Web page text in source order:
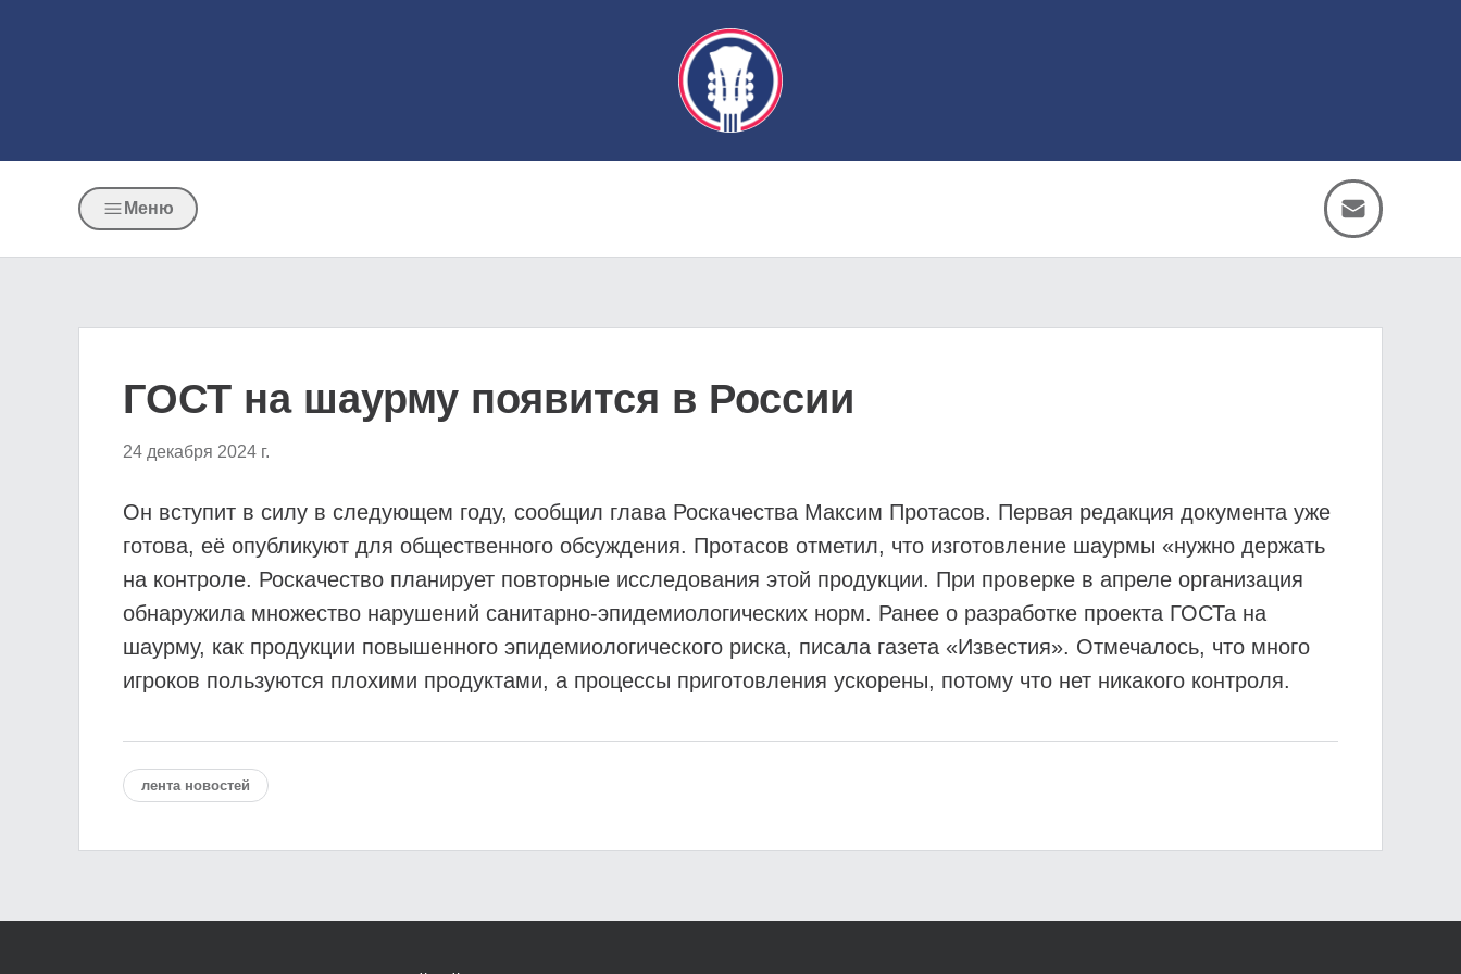
Меню
ГОСТ на шаурму появится в России
24 декабря 2024 г.
Он вступит в силу в следующем году, сообщил глава Роскачества Максим Протасов. Первая редакция документа уже
готова, её опубликуют для общественного обсуждения. Протасов отметил, что изготовление шаурмы «нужно держать
на контроле. Роскачество планирует повторные исследования этой продукции. При проверке в апреле организация
обнаружила множество нарушений санитарно-эпидемиологических норм. Ранее о разработке проекта ГОСТа на
шаурму, как продукции повышенного эпидемиологического риска, писала газета «Известия». Отмечалось, что много
игроков пользуются плохими продуктами, а процессы приготовления ускорены, потому что нет никакого контроля.
лента новостей